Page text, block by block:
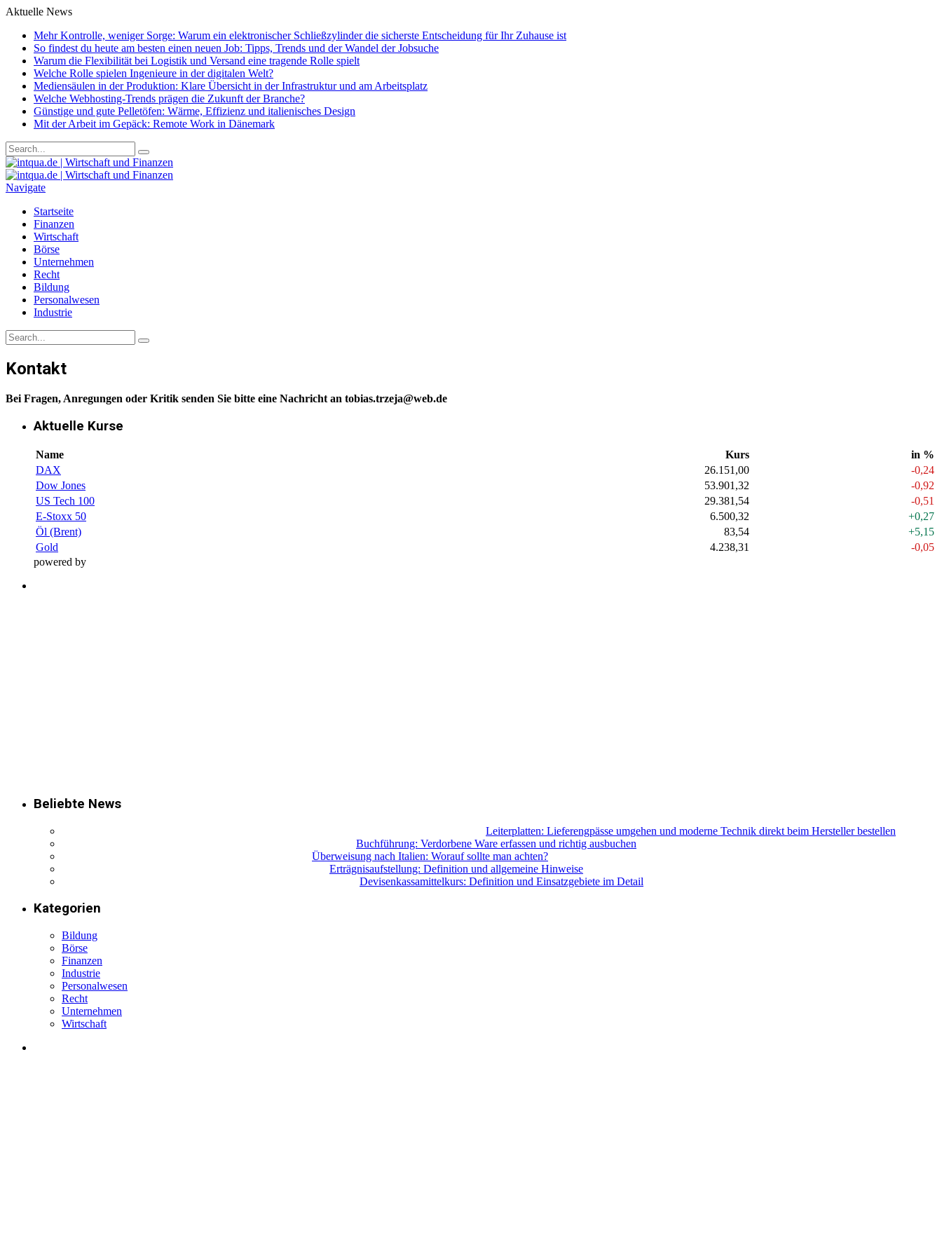
Aktuelle News
Mehr Kontrolle, weniger Sorge: Warum ein elektronischer Schließzylinder die sicherste Entscheidung für Ihr Zuhause ist
So findest du heute am besten einen neuen Job: Tipps, Trends und der Wandel der Jobsuche
Warum die Flexibilität bei Logistik und Versand eine tragende Rolle spielt
Welche Rolle spielen Ingenieure in der digitalen Welt?
Mediensäulen in der Produktion: Klare Übersicht in der Infrastruktur und am Arbeitsplatz
Welche Webhosting-Trends prägen die Zukunft der Branche?
Günstige und gute Pelletöfen: Wärme, Effizienz und italienisches Design
Mit der Arbeit im Gepäck: Remote Work in Dänemark
Navigate
Startseite
Finanzen
Wirtschaft
Börse
Unternehmen
Recht
Bildung
Personalwesen
Industrie
Kontakt
Bei Fragen, Anregungen oder Kritik senden Sie bitte eine Nachricht an tobias.trzeja@web.de
Aktuelle Kurse
Name Kurs
in %
DAX
26.151,00
-0,24
Dow Jones
53.901,32
-0,92
US Tech 100
29.381,54
-0,51
E-Stoxx 50
6.500,32
+0,27
Öl (Brent)
83,54
+5,15
Gold
4.238,31
-0,05
powered by
Beliebte News
Leiterplatten: Lieferengpässe umgehen und moderne Technik direkt beim Hersteller bestellen
Buchführung: Verdorbene Ware erfassen und richtig ausbuchen
Überweisung nach Italien: Worauf sollte man achten?
Erträgnisaufstellung: Definition und allgemeine Hinweise
Devisenkassamittelkurs: Definition und Einsatzgebiete im Detail
Kategorien
Bildung
Börse
Finanzen
Industrie
Personalwesen
Recht
Unternehmen
Wirtschaft